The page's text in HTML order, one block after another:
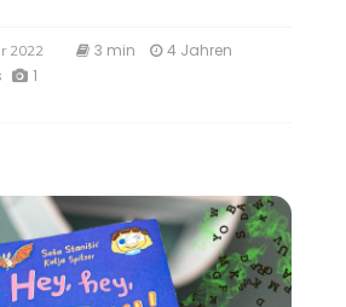
2022 3 min
4 Jahren
1